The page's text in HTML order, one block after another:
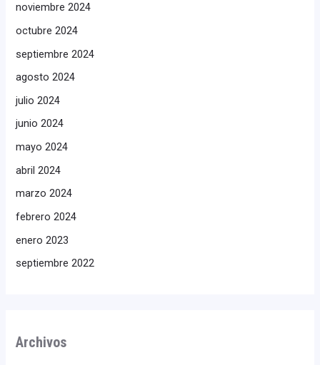
noviembre 2024
octubre 2024
septiembre 2024
agosto 2024
julio 2024
junio 2024
mayo 2024
abril 2024
marzo 2024
febrero 2024
enero 2023
septiembre 2022
Archivos